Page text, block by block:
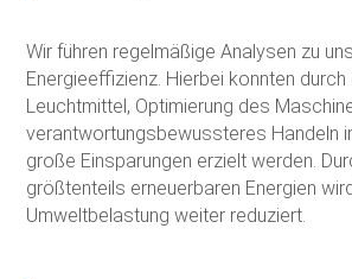
Wir führen regelmäßige Analysen zu
Energieeffizienz. Hierbei konnten
Leuchtmittel, Optimierung des
verantwortungsbewussteres Handeln
große Einsparungen erzielt werden.
größtenteils erneuerbaren Energien
Umweltbelastung weiter reduziert.